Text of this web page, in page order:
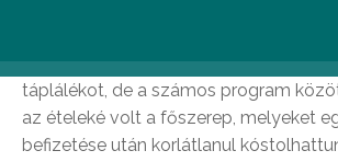
Fizikai és lelki síkon egyaránt kaptunk
táplálékot, de a számos program
az ételeké volt a főszerep, melyeket
befizetése után korlátlanul